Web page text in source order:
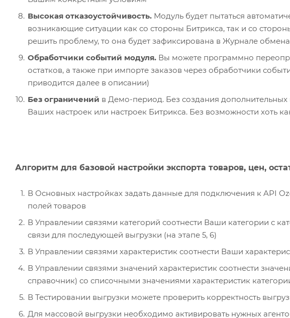
Высокая отказоустойчивость. Модуль будет пытаться
возникающие ситуации как со стороны Битрикса, так и со
решить проблему, то она будет зафиксирована в Журнале
Обработчики событий модуля. Вы можете программно
остатков, а также при импорте заказов через обработчики
приводится далее в описании)
Без ограничений в Демо-период. Без создания
Ваших настроек или настроек Битрикса. Без возможности хоть
Алгоритм для базовой настройки экспорта товаров, цен,
В Основных настройках задать данные для подключения к API
полей товаров
В Управлении связями категорий соотнести Ваши категории с
связи для последующей выгрузки (на этапе 5, 6)
В Управлении связями характеристик соотнести Ваши
В Управлении связями значений характеристик соотнести
справочник) со списочными значениями характеристик
В Тестировании выгрузки можете проверить корректность
Для массовой выгрузки необходимо активировать нужных